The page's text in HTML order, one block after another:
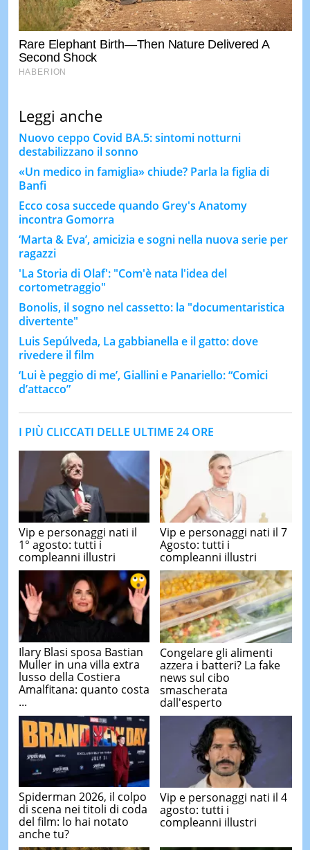
Leggi anche
Nuovo ceppo Covid BA.5: sintomi notturni
destabilizzano il sonno
«Un medico in famiglia» chiude? Parla la figlia di
Banfi
Ecco cosa succede quando Grey's Anatomy
incontra Gomorra
‘Marta & Eva’, amicizia e sogni nella nuova serie per
ragazzi
'La Storia di Olaf': "Com'è nata l'idea del
cortometraggio"
Bonolis, il sogno nel cassetto: la "documentaristica
divertente"
Luis Sepúlveda, La gabbianella e il gatto: dove
rivedere il film
‘Lui è peggio di me’, Giallini e Panariello: “Comici
d’attacco”
I PIÙ CLICCATI DELLE ULTIME 24 ORE
Vip e personaggi nati il
1° agosto: tutti i
compleanni illustri
Vip e personaggi nati il 7
Agosto: tutti i
compleanni illustri
Ilary Blasi sposa Bastian
Muller in una villa extra
lusso della Costiera
Amalfitana: quanto costa
...
Congelare gli alimenti
azzera i batteri? La fake
news sul cibo
smascherata
dall'esperto
Spiderman 2026, il colpo
di scena nei titoli di coda
del film: lo hai notato
anche tu?
Vip e personaggi nati il 4
agosto: tutti i
compleanni illustri